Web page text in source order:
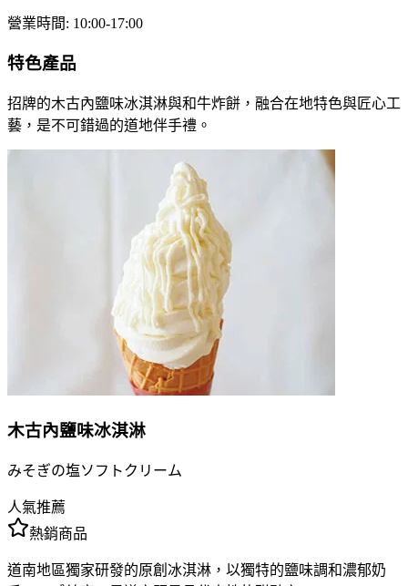
營業時間: 10:00-17:00
特色產品
招牌的木古內鹽味冰淇淋與和牛炸餅，融合在地特色與匠心工
藝，是不可錯過的道地伴手禮。
木古內鹽味冰淇淋
みそぎの塩ソフトクリーム
人氣推薦
熱銷商品
道南地區獨家研發的原創冰淇淋，以獨特的鹽味調和濃郁奶